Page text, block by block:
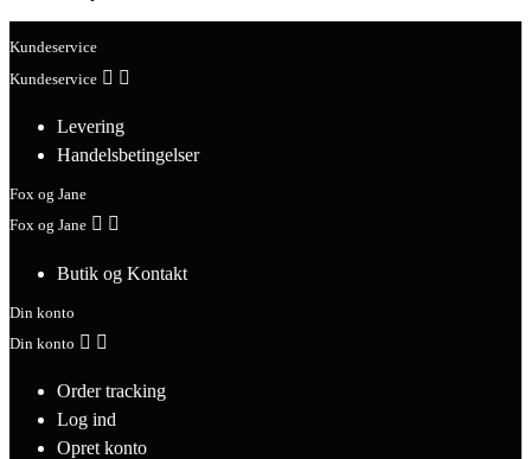
Kundeservice
Kundeservice  
Levering
Handelsbetingelser
Fox og Jane
Fox og Jane  
Butik og Kontakt
Din konto
Din konto  
Order tracking
Log ind
Opret konto